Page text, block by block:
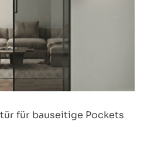
für bauseitige Pockets